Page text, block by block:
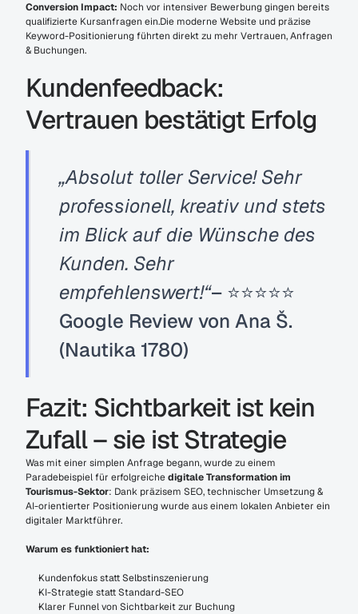
Conversion Impact: Noch vor intensiver Bewerbung gingen bereits
qualifizierte Kursanfragen ein.Die moderne Website und präzise
Keyword-Positionierung führten direkt zu mehr Vertrauen, Anfragen
& Buchungen.
Kundenfeedback:
Vertrauen bestätigt Erfolg
„Absolut toller Service! Sehr
professionell, kreativ und stets
im Blick auf die Wünsche des
Kunden. Sehr
empfehlenswert!“– ⭐⭐⭐⭐⭐
Google Review von Ana Š.
(Nautika 1780)
Fazit: Sichtbarkeit ist kein
Zufall – sie ist Strategie
Was mit einer simplen Anfrage begann, wurde zu einem
Paradebeispiel für erfolgreiche digitale Transformation im
Tourismus-Sektor: Dank präzisem SEO, technischer Umsetzung &
AI-orientierter Positionierung wurde aus einem lokalen Anbieter ein
digitaler Marktführer.
Warum es funktioniert hat:
Kundenfokus statt Selbstinszenierung
KI-Strategie statt Standard-SEO
Klarer Funnel von Sichtbarkeit zur Buchung